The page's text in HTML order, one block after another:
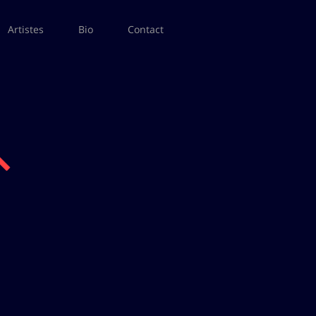
Artistes Bio Contact